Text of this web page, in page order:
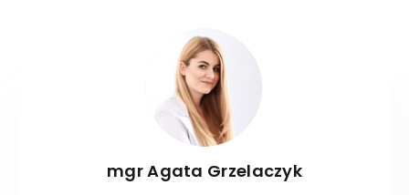
mgr Agata Grzelaczyk